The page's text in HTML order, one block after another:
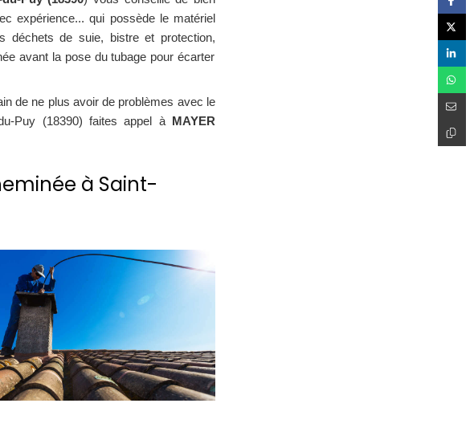
expérience... qui possède le matériel
déchets de suie, bistre et protection,
avant la pose du tubage pour écarter
de ne plus avoir de problèmes avec le
Puy (18390) faites appel à MAYER
à Saint-